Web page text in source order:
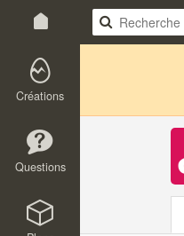
Créations
Questions